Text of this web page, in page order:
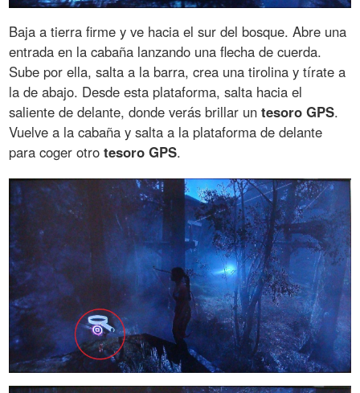
Baja a tierra firme y ve hacia el sur del bosque. Abre una
entrada en la cabaña lanzando una flecha de cuerda.
Sube por ella, salta a la barra, crea una tirolina y tírate a
la de abajo. Desde esta plataforma, salta hacia el
saliente de delante, donde verás brillar untesoro GPS.
Vuelve a la cabaña y salta a la plataforma de delante
para coger otrotesoro GPS.